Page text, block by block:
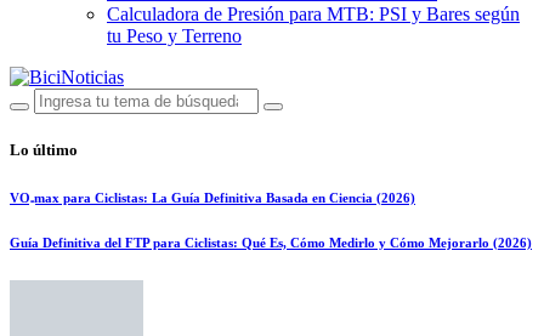
Calculadora de Presión para MTB: PSI y Bares según
tu Peso y Terreno
Lo último
VO₂max para Ciclistas: La Guía Definitiva Basada en Ciencia (2026)
Guía Definitiva del FTP para Ciclistas: Qué Es, Cómo Medirlo y Cómo Mejorarlo (2026)